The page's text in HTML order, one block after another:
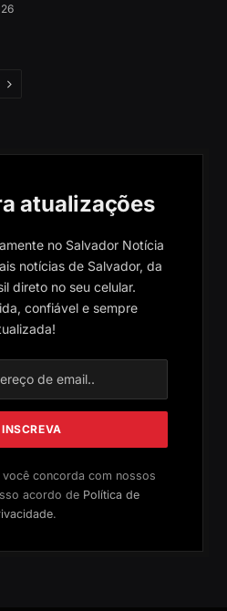
Próximo
atualizações
no Salvador Notícia
notícias de Salvador, da
direto no seu celular.
confiável e sempre
você concorda com nossos
acordo de Política de
.